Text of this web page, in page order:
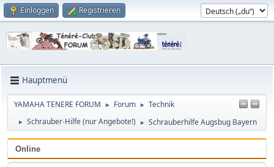
Einloggen Registrieren
Hauptmenü
YAMAHA TENERE FORUM ► Forum ► Technik
► Schrauber-Hilfe (nur Angebote!) ► Schrauberhilfe Augsbug Bayern
Online